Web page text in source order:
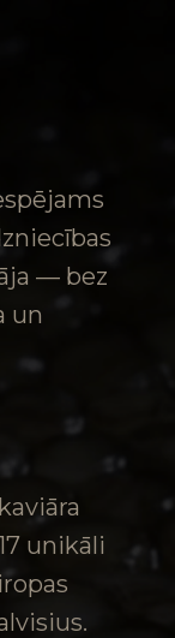
— bez
un
unikāli